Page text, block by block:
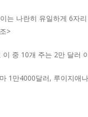
는 나란히 유일하게 6자
>
중 10개 주는 2만 달러
1만4000달러, 루이지애